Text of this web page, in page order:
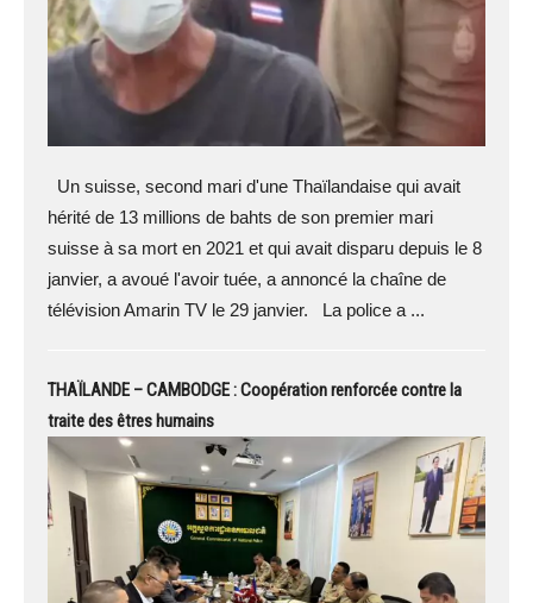
Un suisse, second mari d'une Thaïlandaise qui avait
hérité de 13 millions de bahts de son premier mari
suisse à sa mort en 2021 et qui avait disparu depuis le 8
janvier, a avoué l'avoir tuée, a annoncé la chaîne de
télévision Amarin TV le 29 janvier. La police a ...
THAÏLANDE – CAMBODGE : Coopération renforcée contre la
traite des êtres humains